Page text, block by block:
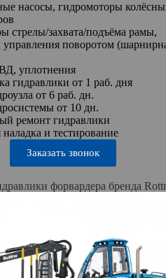
насосы, гидромоторы
стрелы/захвата/подъёма рамы,
управления поворотом
уплотнения
гидравлики от 1 раб. дня
от 6 раб. дн.
от 10 дн.
ремонт гидравлики
и тестирование
Заказать звонок
форвардера бренда